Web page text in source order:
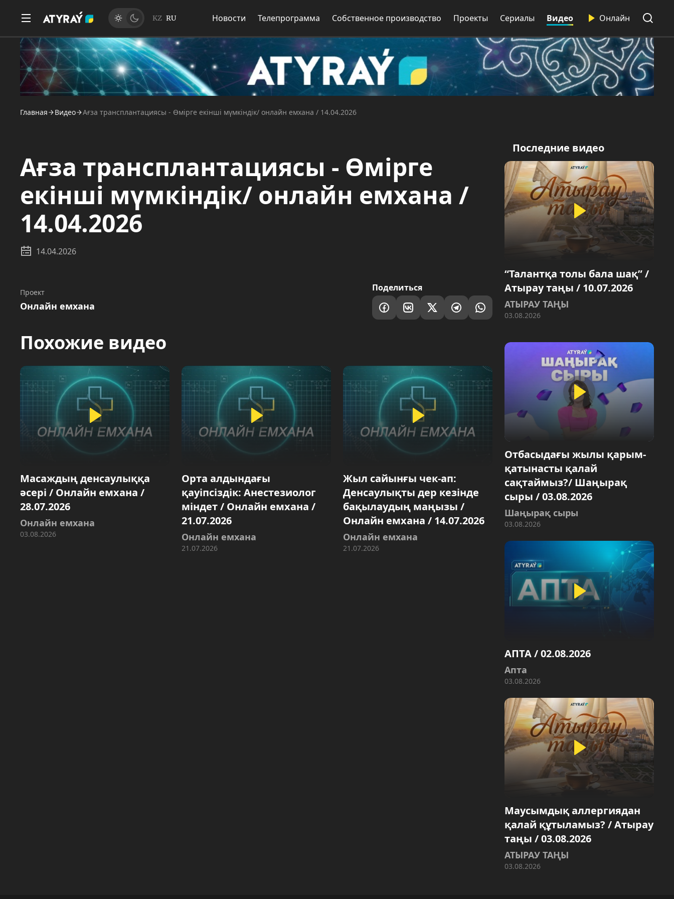
KZ RU Новости Телепрограмма Собственное производство Проекты Сериалы Видео Онлайн
Главная Видео Ағза трансплантациясы - Өмірге екінші мүмкіндік/ онлайн емхана / 14.04.2026
Ағза трансплантациясы - Өмірге
екінші мүмкіндік/ онлайн емхана /
14.04.2026
14.04.2026
Проект
Онлайн емхана
Поделиться
Похожие видео
Масаждың денсаулыққа
әсері / Онлайн емхана /
28.07.2026
Онлайн емхана
03.08.2026
Орта алдындағы
қауіпсіздік: Анестезиолог
міндет / Онлайн емхана /
21.07.2026
Онлайн емхана
21.07.2026
Жыл сайынғы чек-ап:
Денсаулықты дер кезінде
бақылаудың маңызы /
Онлайн емхана / 14.07.2026
Онлайн емхана
21.07.2026
Последние видео
“Талантқа толы бала шақ” /
Атырау таңы / 10.07.2026
АТЫРАУ ТАҢЫ
03.08.2026
Отбасыдағы жылы қарым-
қатынасты қалай
сақтаймыз?/ Шаңырақ
сыры / 03.08.2026
Шаңырақ сыры
03.08.2026
АПТА / 02.08.2026
Aпта
03.08.2026
Маусымдық аллергиядан
қалай құтыламыз? / Атырау
таңы / 03.08.2026
АТЫРАУ ТАҢЫ
03.08.2026